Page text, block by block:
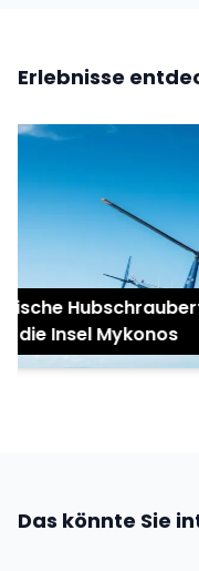
Erlebnisse
Insel Mykonos
Das könnte Sie